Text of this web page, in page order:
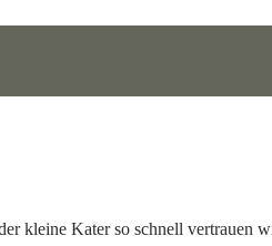
kleine Kater so schnell vertrauen